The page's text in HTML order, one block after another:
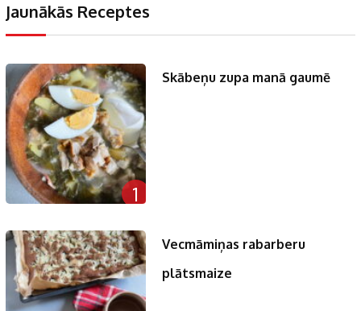
Jaunākās Receptes
1
Skābeņu zupa manā gaumē
Vecmāmiņas rabarberu
plātsmaize